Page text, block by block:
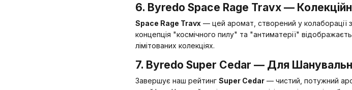
6. Byredo Space Rage Travx —
Space Rage Travx — цей аромат, створений у колаборації з
концепція "космічного пилу" та "антиматерії"
лімітованих колекціях.
7. Byredo Super Cedar — Для
Завершує наш рейтинг Super Cedar — чистий, потужний